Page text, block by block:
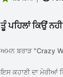
ਤੂੰ ਪਹਿਲਾਂ ਕਿਉਂ
ਅਮਨ ਬਰਾੜ "Crazy
ਇਸ ਕਹਾਣੀ ਦਾ ਮੇਰੀਆਂ